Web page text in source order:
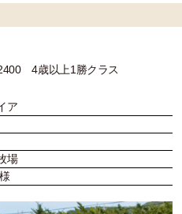
4歳以上1勝クラス
ア
場